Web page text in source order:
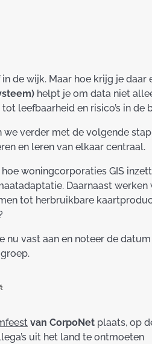
de wijk. Maar hoe krijg je daar
helpt je om data niet
leefbaarheid en risico’s in de
verder met de volgende
en leren van elkaar centraal.
woningcorporaties GIS
Daarnaast werken
tot herbruikbare
vast aan en noteer de datum
van CorpoNet plaats, op
uit het land te ontmoeten